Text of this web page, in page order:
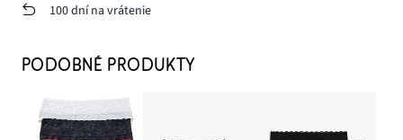
100 dní na vrátenie
PODOBNÉ PRODUKTY